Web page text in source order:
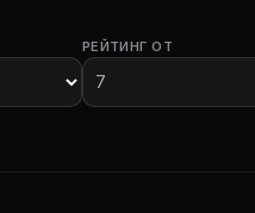
РЕЙТИНГ ОТ